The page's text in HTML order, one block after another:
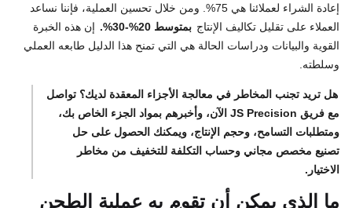
إعادة الشراء لعملائنا هي 75%. ومن خلال تحسين العملية، فإننا نساعد
العملاء على تقليل تكاليف الإنتاج بمتوسط ​​20%-30%.
إن هذه الخبرة
القوية والبيانات ودراسات الحالة هي التي تمنح هذا الدليل طابعه العملي
وسلطته.
هل تريد تجنب المخاطر في معالجة الأجزاء المعقدة لديك؟ تواصل
مع فريق JS Precision الآن، وأخبرهم بمواد الجزء الخاص بك،
ومتطلبات التسامح، وحجم الإنتاج، ويمكنك الحصول على حل
تصنيع مخصص مجاني وحساب التكلفة للتخفيف من مخاطر
الاختيار.
ما الذي يمكن أن تقوم به عملية الطحن